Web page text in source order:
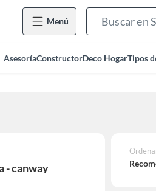
Menú
AsesoríaConstructorDeco HogarTipos
- canway